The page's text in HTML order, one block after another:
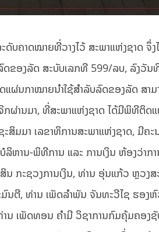
ບຄາດໝາຍທີ່ວາງໄວ້ ສະພາແຫ່ງຊາດ ຈຶ່
ອງລັດ ສະບັບເລກທີ 599/ລບ, ລົງວັນ
ຜ່ນກາໝາຍນໍາໃຊ້ສໍາລັບລົດຂອງລັດ ສາ
ຜ່ານມາ, ທີ່ສະພາແຫ່ງຊາດ ໄດ້ມີພິທີຕິດ
ະສິມມາ ເລຂາທິການສະພາແຫ່ງຊາດ, ມີ
ານ-ພິທີການ ແລະ ການເງິນ ຫ້ອງວ່າກາ
ກະຊວງການເງິນ, ທ່ານ ອຸ່ນແກ້ວ ຫຼວງ
ມົນຕີ, ທ່ານ ເພັດລໍາພັນ ຈັນທະວີໄຊ ຮອ
ນ ເພັດທອນ ຄໍາມີ ວິຊາການກົມຄຸ້ມຄອງ